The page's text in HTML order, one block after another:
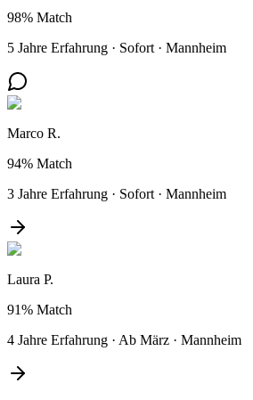
98% Match
5 Jahre Erfahrung · Sofort · Mannheim
Marco R.
94% Match
3 Jahre Erfahrung · Sofort · Mannheim
Laura P.
91% Match
4 Jahre Erfahrung · Ab März · Mannheim